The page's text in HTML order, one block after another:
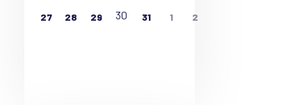
27 28 29 30 31 1 2